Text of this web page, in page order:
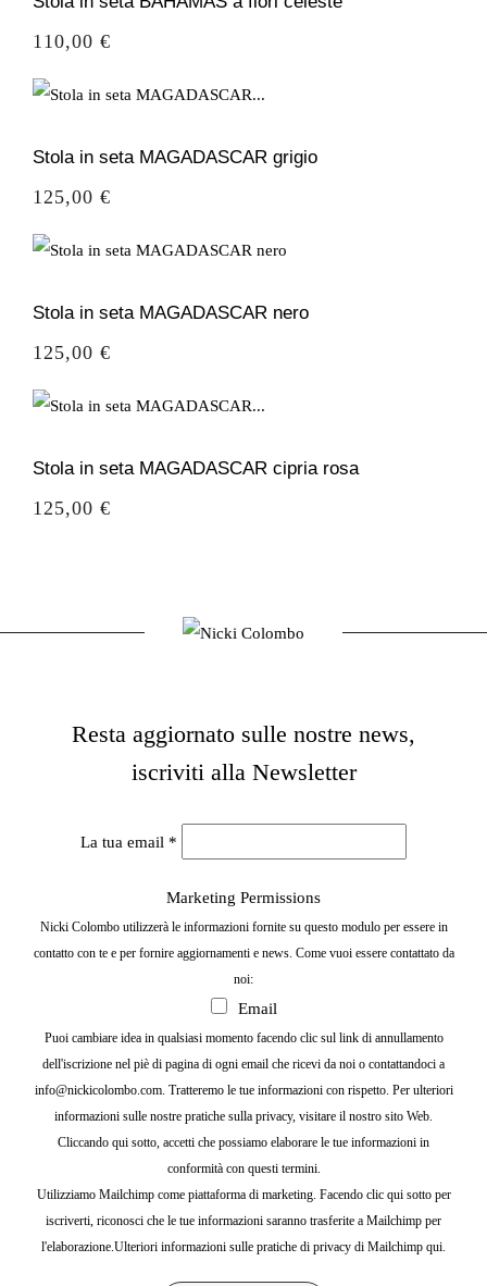
Prezzo
110,00 €
Stola in seta MAGADASCAR grigio
Prezzo
125,00 €
Stola in seta MAGADASCAR nero
Prezzo
125,00 €
Stola in seta MAGADASCAR cipria rosa
Prezzo
125,00 €
Resta aggiornato sulle nostre news,
iscriviti alla Newsletter
La tua email *
Marketing Permissions
Nicki Colombo utilizzerà le informazioni fornite su questo modulo per essere in
contatto con te e per fornire aggiornamenti e news. Come vuoi essere contattato da
noi:
Email
Puoi cambiare idea in qualsiasi momento facendo clic sul link di annullamento
dell'iscrizione nel piè di pagina di ogni email che ricevi da noi o contattandoci a
info@nickicolombo.com. Tratteremo le tue informazioni con rispetto. Per ulteriori
informazioni sulle nostre pratiche sulla privacy, visitare il nostro sito Web.
Cliccando qui sotto, accetti che possiamo elaborare le tue informazioni in
conformità con questi termini.
Utilizziamo Mailchimp come piattaforma di marketing. Facendo clic qui sotto per
iscriverti, riconosci che le tue informazioni saranno trasferite a Mailchimp per
l'elaborazione. Ulteriori informazioni sulle pratiche di privacy di Mailchimp qui.